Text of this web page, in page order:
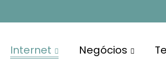
Internet Negócios